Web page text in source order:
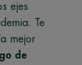
ejes
Te
mejor
de